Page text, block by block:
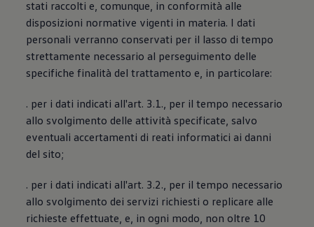
stati raccolti e, comunque, in conformità alle
disposizioni normative vigenti in materia. I dati
personali verranno conservati per il lasso di tempo
strettamente necessario al perseguimento delle
specifiche finalità del trattamento e, in particolare:
. per i dati indicati all'art. 3.1., per il tempo necessario
allo svolgimento delle attività specificate, salvo
eventuali accertamenti di reati informatici ai danni
del sito;
. per i dati indicati all'art. 3.2., per il tempo necessario
allo svolgimento dei servizi richiesti o replicare alle
richieste effettuate, e, in ogni modo, non oltre 10